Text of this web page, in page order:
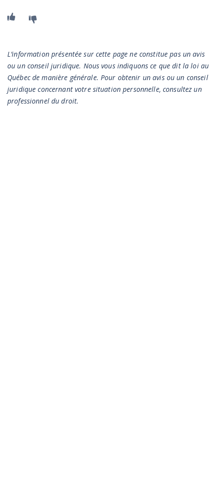
MISE EN GARDE
L’information présentée sur cette page ne constitue pas un avis
ou un conseil juridique. Nous vous indiquons ce que dit la loi au
Québec de manière générale. Pour obtenir un avis ou un conseil
juridique concernant votre situation personnelle, consultez un
professionnel du droit.